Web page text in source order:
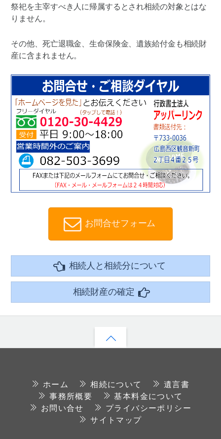
祭祀を主宰すべき人に帰属するとされ相続の対象とはな
りません。
その他、死亡退職金、生命保険金、遺族給付金も相続財
産に含まれません。
お問合せフォーム
相続人と相続分について
相続財産の確定
ホーム 相続について
遺言書
事務所概要
基本料金について
お問い合せ
プライバシーポリシー
サイトマップ